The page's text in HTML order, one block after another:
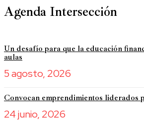
Agenda Intersección
Un desafío para que la educación
aulas
5 agosto, 2026
Convocan emprendimientos liderados
24 junio, 2026